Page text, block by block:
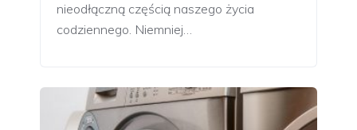
nieodłączną częścią naszego życia
codziennego. Niemniej…